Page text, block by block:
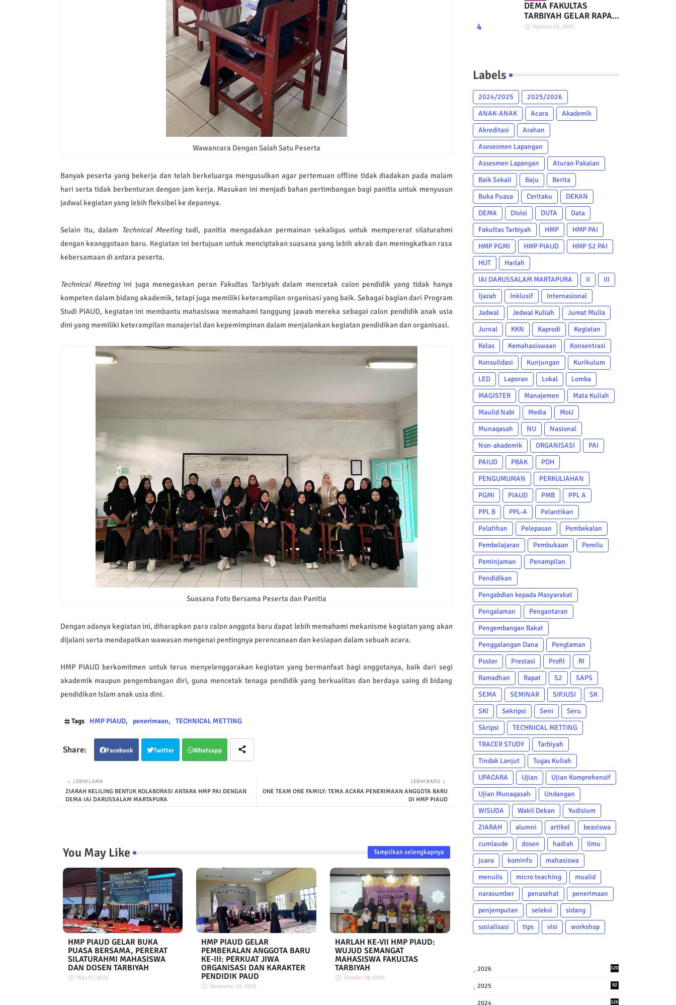
Wawancara Dengan Salah Satu Peserta
Banyak peserta yang bekerja dan telah berkeluarga mengusulkan agar pertemuan offline tidak diadakan pada malam
hari serta tidak berbenturan dengan jam kerja. Masukan ini menjadi bahan pertimbangan bagi panitia untuk menyusun
jadwal kegiatan yang lebih fleksibel ke depannya.
Selain itu, dalam Technical Meeting tadi, panitia mengadakan permainan sekaligus untuk mempererat silaturahmi
dengan keanggotaan baru. Kegiatan ini bertujuan untuk menciptakan suasana yang lebih akrab dan meningkatkan rasa
kebersamaan di antara peserta.
Technical Meeting ini juga menegaskan peran Fakultas Tarbiyah dalam mencetak calon pendidik yang tidak hanya
kompeten dalam bidang akademik, tetapi juga memiliki keterampilan organisasi yang baik. Sebagai bagian dari Program
Studi PIAUD, kegiatan ini membantu mahasiswa memahami tanggung jawab mereka sebagai calon pendidik anak usia
dini yang memiliki keterampilan manajerial dan kepemimpinan dalam menjalankan kegiatan pendidikan dan organisasi.
Suasana Foto Bersama Peserta dan Panitia
Dengan adanya kegiatan ini, diharapkan para calon anggota baru dapat lebih memahami mekanisme kegiatan yang akan
dijalani serta mendapatkan wawasan mengenai pentingnya perencanaan dan kesiapan dalam sebuah acara.
HMP PIAUD berkomitmen untuk terus menyelenggarakan kegiatan yang bermanfaat bagi anggotanya, baik dari segi
akademik maupun pengembangan diri, guna mencetak tenaga pendidik yang berkualitas dan berdaya saing di bidang
pendidikan Islam anak usia dini.
Tags HMP PIAUD penerimaan TECHNICAL METTING
Facebook Twitter Whatsapp
LEBIH BARU
ONE TEAM ONE FAMILY: TEMA ACARA PENERIMAAN ANGGOTA BARU
DI HMP PIAUD
LEBIH LAMA
ZIARAH KELILING BENTUK KOLABORASI ANTARA HMP PAI DENGAN
DEMA IAI DARUSSALAM MARTAPURA
You May Like Tampilkan selengkapnya
HMP PIAUD GELAR BUKA
PUASA BERSAMA, PERERAT
SILATURAHMI MAHASISWA
DAN DOSEN TARBIYAH
May 07, 2026
HMP PIAUD GELAR
PEMBEKALAN ANGGOTA BARU
KE-III: PERKUAT JIWA
ORGANISASI DAN KARAKTER
PENDIDIK PAUD
November 25, 2025
HARLAH KE-VII HMP PIAUD:
WUJUD SEMANGAT
MAHASISWA FAKULTAS
TARBIYAH
October 08, 2025
DEMA FAKULTAS
TARBIYAH GELAR RAPAT
KERJA BERSAMA HMP
Agustus 26, 2025
Labels
2024/2025
2025/2026
ANAK-ANAK
Acara
Akademik
Akreditasi
Arahan
Asesesmen Lapangan
Assesmen Lapangan
Aturan Pakaian
Baik Sekali
Baju
Berita
Buka Puasa
Ceritaku
DEKAN
DEMA
DIvisi DUTA
Data
Fakultas Tarbiyah
HMP
HMP PAI
HMP PGMI
HMP PIAUD
HMP S2 PAI
HUT
Harlah
IAI DARUSSALAM MARTAPURA
II
III
Ijazah
Inklusif
Internasional
Jadwal
Jedwal Kuliah
Jumat Mulia
Jurnal
KKN Kaprodi
Kegiatan
Kelas
Kemahasiswaan
Konsentrasi
Konsulidasi
Kunjungan
Kurikulum
LED
Laporan Lokal
Lomba
MAGISTER
Manajemen
Mata Kuliah
Maulid Nabi
Media
MoU
Munaqasah
NU
Nasional
Non-akademik
ORGANISASI
PAI
PAIUD
PBAK
PDH
PENGUMUMAN
PERKULIAHAN
PGMI
PIAUD PMB
PPL A
PPL B
PPL-A
Pelantikan
Pelatihan
Pelepasan
Pembekalan
Pembelajaran
Pembukaan
Pemilu
Peminjaman
Penampilan
Pendidikan
Pengabdian kepada Masyarakat
Pengalaman
Pengantaran
Pengembangan Bakat
Penggalangan Dana
Penglaman
Poster
Prestasi Profil
RI
Ramadhan
Rapat S2
SAPS
SEMA
SEMINAR SIPJUSI
SK
SKI
Sekripsi Seni
Seru
Skripsi
TECHNICAL METTING
TRACER STUDY
Tarbiyah
Tindak Lanjut
Tugas Kuliah
UPACARA
Ujian
Ujian Komprehensif
Ujian Munaqasah
Undangan
WISUDA
Wakil Dekan
Yudisium
ZIARAH
alumni artikel
beasiswa
cumlaude
dosen hadiah
ilmu
juara
kominfo
mahasiswa
menulis
micro teaching
mualid
narasumber
penasehat
penerimaan
penjemputan
seleksi
sidang
sosialisasi
tips visi workshop
2026 120
2025 92
2024 126